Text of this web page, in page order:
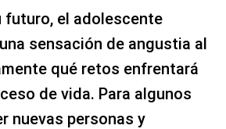
futuro, el adolescente
sensación de angustia al
qué retos enfrentará
de vida. Para algunos
nuevas personas y